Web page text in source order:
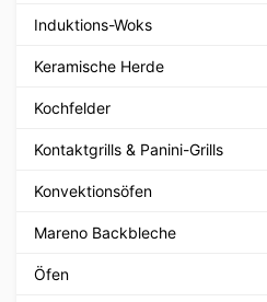
Induktions-Woks
Keramische Herde
Kochfelder
Kontaktgrills & Panini-Grills
Konvektionsöfen
Mareno Backbleche
Öfen